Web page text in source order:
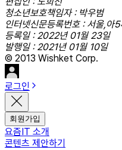
청소년보호책임자 : 박우범
인터넷신문등록번호 : 서울,아
등록일 : 2022년 01월 23일
발행일 : 2021년 01월 10일
© 2013 Wishket Corp.
로그인
회원가입
요즘IT 소개
콘텐츠 제안하기